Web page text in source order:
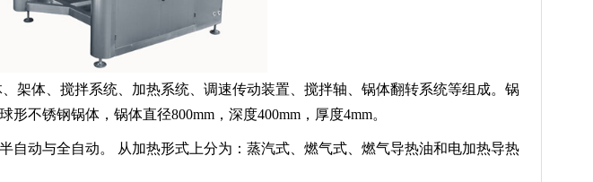
体、搅拌系统、加热系统、调速传动装置、搅拌轴、锅体翻转系统等组成。锅
不锈钢锅体，锅体直径800mm，深度400mm，厚度4mm。
自动与全自动。 从加热形式上分为：蒸汽式、燃气式、燃气导热油和电加热导热